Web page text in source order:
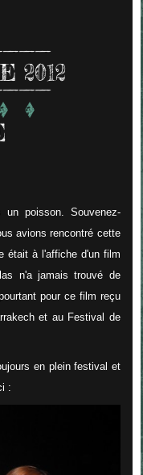
2012
poisson. Souvenez-
avions rencontré cette
était à l'affiche d'un film
n'a jamais trouvé de
pour ce film reçu
et au Festival de
en plein festival et
: